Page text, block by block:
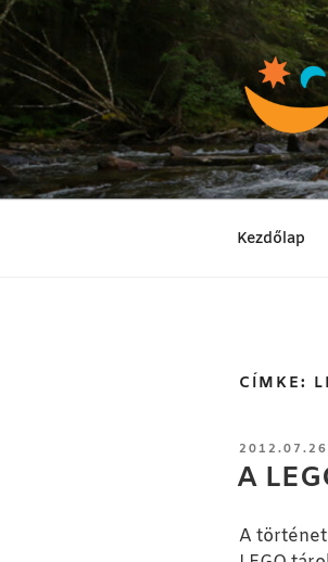
Tartalomhoz
Kezdőlap
CÍMKE:
BEKÜLDVE:
A
A történet